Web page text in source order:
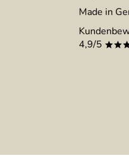
Made in
4,9/5